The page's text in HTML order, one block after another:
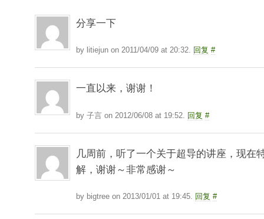
分享一下
by litiejun on 2011/04/09 at 20:32. 回复 #
一直以来，谢谢！
by 子言 on 2012/06/08 at 19:52. 回复 #
几周前，听了一个关于超导的讲座，现在
解，谢谢～非常感谢～
by bigtree on 2013/01/01 at 19:45. 回复 #